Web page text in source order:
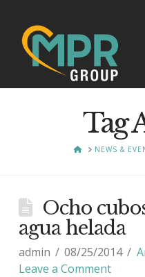
Tag
HOMENEWS &
Ocho
agua helada
admin 08/25/2014
Leave a Comment